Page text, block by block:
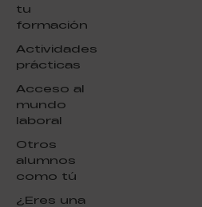
tu
formación
Actividades
prácticas
Acceso al
mundo
laboral
Otros
alumnos
como tú
¿Eres una